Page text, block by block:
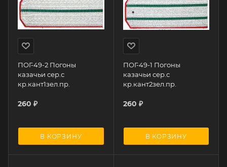
ПОГ-49-2 Погоны
казачьи сер.с
кр.кант1зел.пр.
260 ₽
В КОРЗИНУ
ПОГ-49-1 Погоны
казачьи сер.с
кр.кант2зел.пр.
260 ₽
В КОРЗИНУ